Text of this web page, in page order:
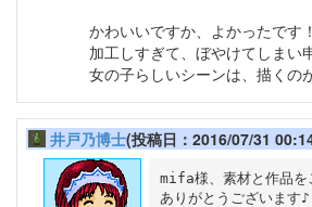
かわいいですか、よかったです！
加工しすぎて、ぼやけてしまい
女の子らしいシーンは、描くの
井戸乃博士(投稿日：2016/07/31
mifa様、素材と作品を
ありがとうございます♪